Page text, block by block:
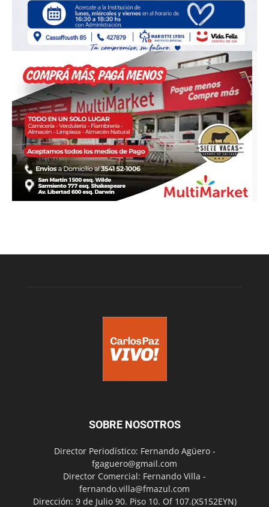
SOBRE NOSOTROS
Director Periodístico: Fernando Agüero -
fgaguero@gmail.com
Director Comercial: Fernando Villa -
fernando.villa@fmazul.com
Dirección: 9 de Julio 90. Piso 10. Of 107.(X5152EYN)